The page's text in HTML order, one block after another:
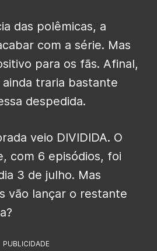
das polêmicas, a
com a série. Mas
para os fãs. Afinal,
traria bastante
despedida.
veio DIVIDIDA. O
com 6 episódios, foi
3 de julho. Mas
vão lançar o restante
PUBLICIDADE